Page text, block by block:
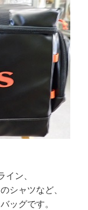
ン、
シャツなど、
ッグです。